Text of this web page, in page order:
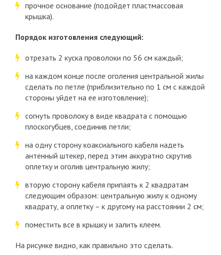
прочное основание (подойдет пластмассовая
крышка).
Порядок изготовления следующий:
отрезать 2 куска проволоки по 56 см каждый;
на каждом конце после оголения центральной жилы
сделать по петле (приблизительно по 1 см с каждой
стороны уйдет на ее изготовление);
согнуть проволоку в виде квадрата с помощью
плоскогубцев, соединив петли;
на одну сторону коаксиального кабеля надеть
антенный штекер, перед этим аккуратно скрутив
оплетку и оголив центральную жилу;
вторую сторону кабеля припаять к 2 квадратам
следующим образом: центральную жилу к одному
квадрату, а оплетку – к другому на расстоянии 2 см;
поместить все в крышку и залить клеем.
На рисунке видно, как правильно это сделать.